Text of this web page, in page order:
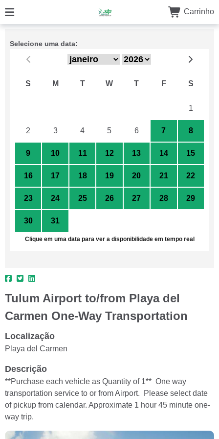
Carrinho
Selecione uma data:
S M T W T F S
1
2 3 4 5 6 7 8
9 10 11 12 13 14 15
16 17 18 19 20 21 22
23 24 25 26 27 28 29
30 31
Clique em uma data para ver a disponibilidade em tempo real
Tulum Airport to/from Playa del
Carmen One-Way Transportation
Localização
Playa del Carmen
Descrição
**Purchase each vehicle as Quantity of 1** One way
transportation service to or from Airport. Please select date
of pickup from calendar. Approximate 1 hour 45 minute one-
way trip.